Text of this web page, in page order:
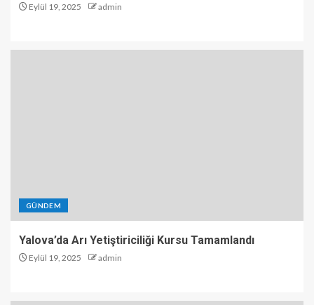
Eylül 19, 2025 admin
GÜNDEM
Yalova’da Arı Yetiştiriciliği Kursu Tamamlandı
Eylül 19, 2025 admin